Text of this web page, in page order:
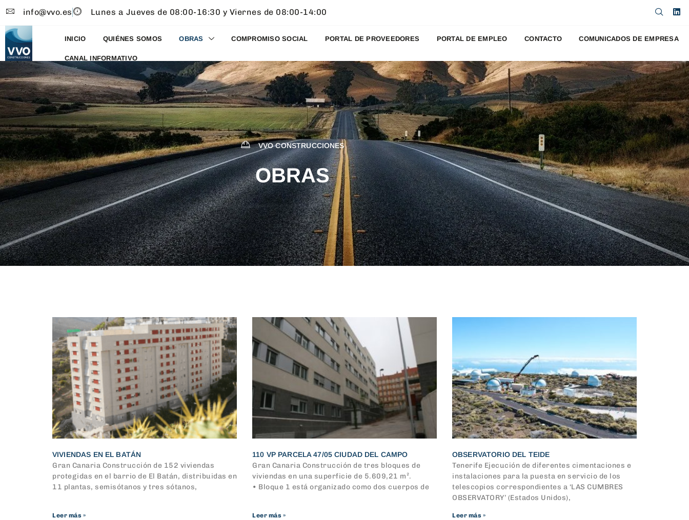
info@vvo.es Lunes a Jueves de 08:00-16:30 y Viernes de 08:00-14:00
INICIO QUIÉNES SOMOS OBRAS COMPROMISO SOCIAL PORTAL DE PROVEEDORES PORTAL DE EMPLEO CONTACTO COMUNICADOS DE EMPRESA
CANAL INFORMATIVO
VVO CONSTRUCCIONES
OBRAS
VIVIENDAS EN EL BATÁN
Gran Canaria Construcción de 152 viviendas
protegidas en el barrio de El Batán, distribuidas en
11 plantas, semisótanos y tres sótanos,
Leer más »
110 VP PARCELA 47/05 CIUDAD DEL CAMPO
Gran Canaria Construcción de tres bloques de
viviendas en una superficie de 5.609,21 m².
• Bloque 1 está organizado como dos cuerpos de
Leer más »
OBSERVATORIO DEL TEIDE
Tenerife Ejecución de diferentes cimentaciones e
instalaciones para la puesta en servicio de los
telescopios correspondientes a ‘LAS CUMBRES
OBSERVATORY’ (Estados Unidos),
Leer más »